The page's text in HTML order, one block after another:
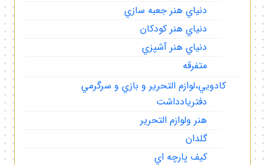
دنياي هنر جعبه سازي
دنياي هنر كودكان
دنياي هنر آشپزي
متفرقه
كادويي،لوازم التحرير و بازي و سرگرمي
دفتريادداشت
هنر ولوازم التحرير
گلدان
كيف پارچه اي